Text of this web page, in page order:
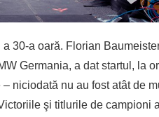
30-a oară. Florian
Germania, a dat startul, la
niciodată nu au fost atât de
şi titlurile de campioni